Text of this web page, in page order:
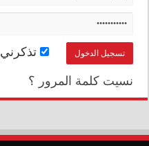
تذكرني
نسيت كلمة المرور ؟